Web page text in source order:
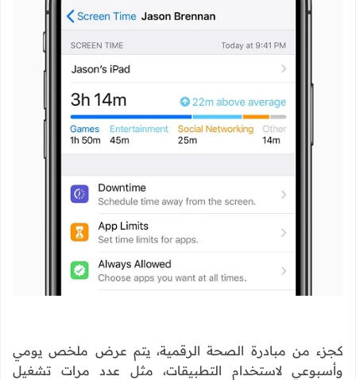
كجزء من مبادرة الصحة الرقمية، يتم عرض ملخص يومي
وأسبوعي لاستخدام التطبيقات، مثل عدد مرات تشغيل